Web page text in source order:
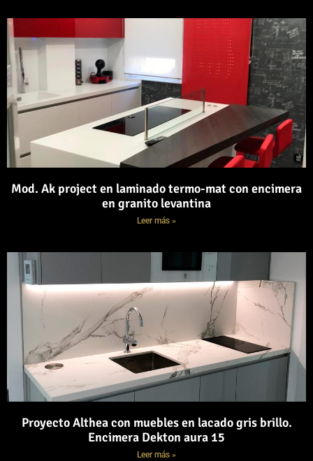
Mod. Ak project en laminado termo-mat con encimera
en granito levantina
Leer más »
Proyecto Althea con muebles en lacado gris brillo.
Encimera Dekton aura 15
Leer más »